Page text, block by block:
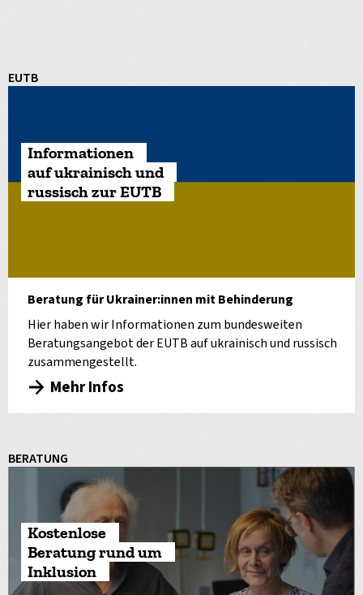
EUTB
Informationen
auf ukrainisch und
russisch zur EUTB
Beratung für Ukrainer:innen mit Behinderung
Hier haben wir Informationen zum bundesweiten
Beratungsangebot der EUTB auf ukrainisch und russisch
zusammengestellt.
Mehr Infos
BERATUNG
Kostenlose
Beratung rund um
Inklusion